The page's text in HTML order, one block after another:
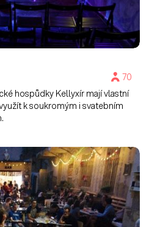
70
hospůdky Kellyxír mají vlastní
k soukromým i svatebním